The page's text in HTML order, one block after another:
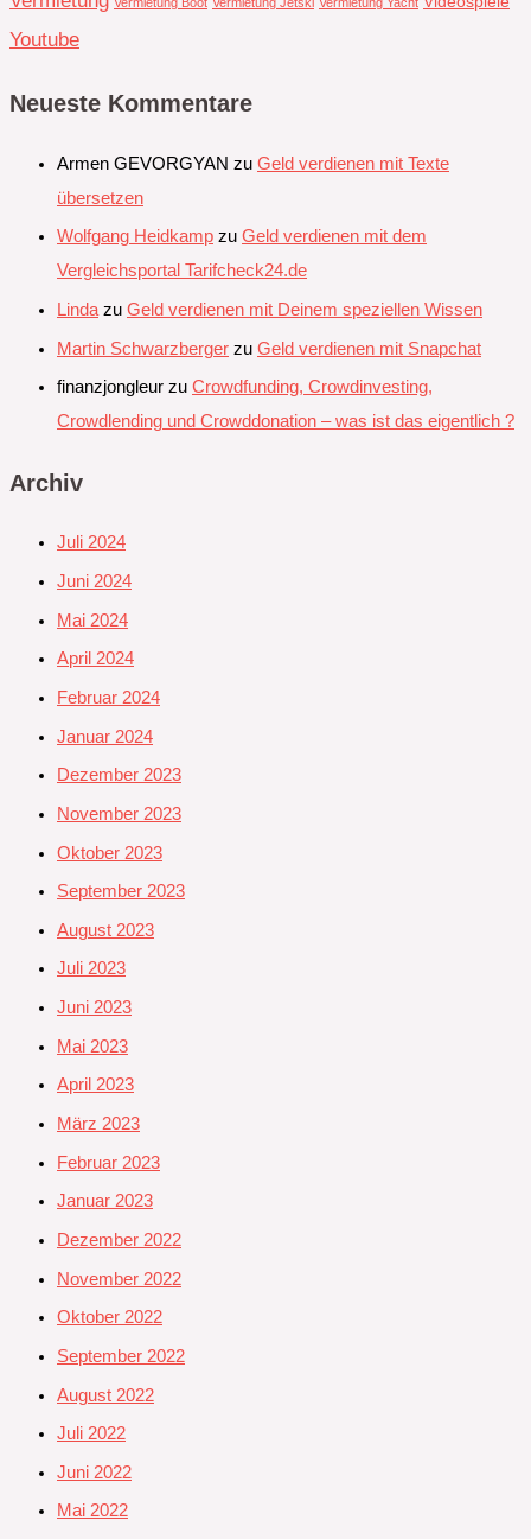
Youtube
Neueste Kommentare
Armen GEVORGYAN zu Geld verdienen mit Texte
übersetzen
Wolfgang Heidkamp zu Geld verdienen mit dem
Vergleichsportal Tarifcheck24.de
Linda zu Geld verdienen mit Deinem speziellen Wissen
Martin Schwarzberger zu Geld verdienen mit Snapchat‭
finanzjongleur zu Crowdfunding, Crowdinvesting,
Crowdlending und Crowddonation – was ist das eigentlich ?
Archiv
Juli 2024
Juni 2024
Mai 2024
April 2024
Februar 2024
Januar 2024
Dezember 2023
November 2023
Oktober 2023
September 2023
August 2023
Juli 2023
Juni 2023
Mai 2023
April 2023
März 2023
Februar 2023
Januar 2023
Dezember 2022
November 2022
Oktober 2022
September 2022
August 2022
Juli 2022
Juni 2022
Mai 2022